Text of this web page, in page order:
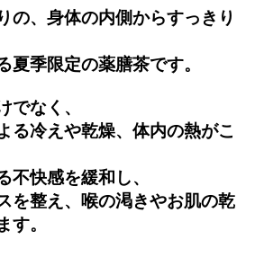
の、身体の内側からすっきり
夏季限定の薬膳茶です。
でなく、
る冷えや乾燥、体内の熱がこ
不快感を緩和し、
を整え、喉の渇きやお肌の乾
す。